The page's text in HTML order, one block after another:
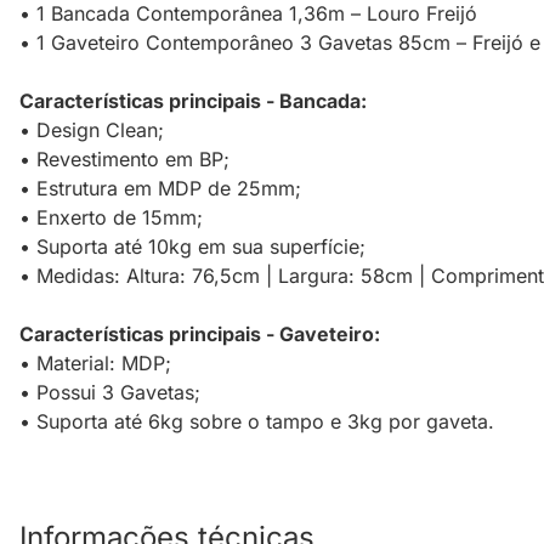
• 1 Bancada Contemporânea 1,36m – Louro Freijó
• 1 Gaveteiro Contemporâneo 3 Gavetas 85cm – Freijó
Características principais - Bancada:
• Design Clean;
• Revestimento em BP;
• Estrutura em MDP de 25mm;
• Enxerto de 15mm;
• Suporta até 10kg em sua superfície;
• Medidas: Altura: 76,5cm | Largura: 58cm |
Características principais - Gaveteiro:
• Material: MDP;
• Possui 3 Gavetas;
• Suporta até 6kg sobre o tampo e 3kg por gaveta.